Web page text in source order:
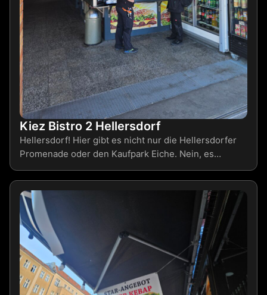
Kiez Bistro 2 Hellersdorf
Hellersdorf! Hier gibt es nicht nur die Hellersdorfer
Promenade oder den Kaufpark Eiche. Nein, es…